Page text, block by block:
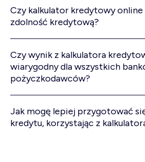
Czy kalkulator kredytowy
zdolność kredytową?
Czy wynik z kalkulatora
wiarygodny dla wszystkich
pożyczkodawców?
Jak mogę lepiej przygotować
kredytu, korzystając z